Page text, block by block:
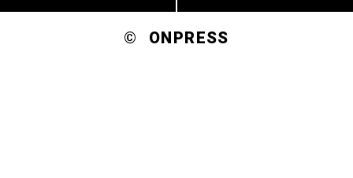
© ONPRESS